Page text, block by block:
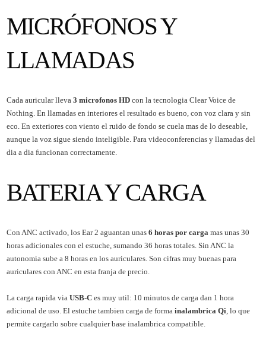
MICRÓFONOS Y
LLAMADAS
Cada auricular lleva 3 microfonos HDcon la tecnologia Clear Voice de
Nothing. En llamadas en interiores el resultado es bueno, con voz clara y sin
eco. En exteriores con viento el ruido de fondo se cuela mas de lo deseable,
aunque la voz sigue siendo inteligible. Para videoconferencias y llamadas del
dia a dia funcionan correctamente.
BATERIA Y CARGA
Con ANC activado, los Ear 2 aguantan unas 6 horas por cargamas unas 30
horas adicionales con el estuche, sumando 36 horas totales. Sin ANC la
autonomia sube a 8 horas en los auriculares. Son cifras muy buenas para
auriculares con ANC en esta franja de precio.
La carga rapida via USB-Ces muy util: 10 minutos de carga dan 1 hora
adicional de uso. El estuche tambien carga de forma inalambrica Qi, lo que
permite cargarlo sobre cualquier base inalambrica compatible.